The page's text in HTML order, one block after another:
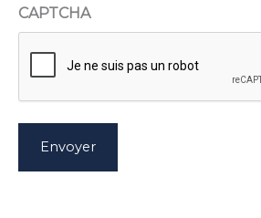
CAPTCHA